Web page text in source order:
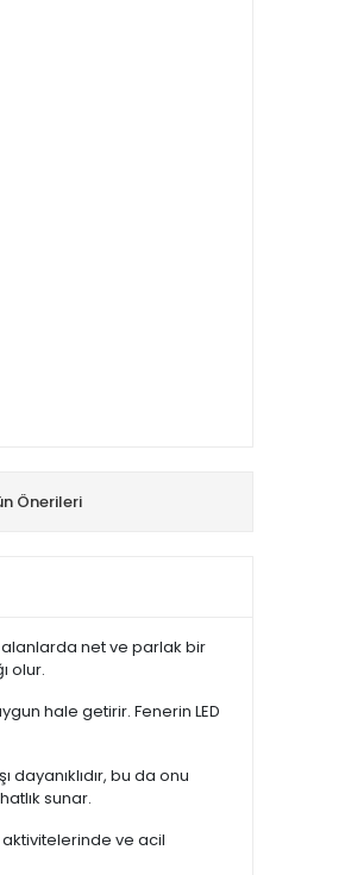
Önerileri
alanlarda net ve parlak bir
olur.
hale getirir. Fenerin LED
bu da onu
sunar.
aktivitelerinde ve acil